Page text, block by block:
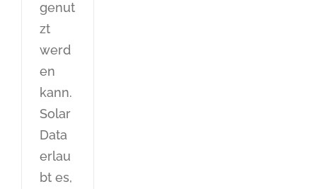
genut
zt
werd
en
kann.
Solar
Data
erlau
bt es,